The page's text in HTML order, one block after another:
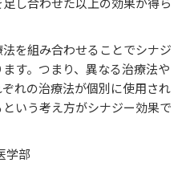
を組み合わせることでシナジ
す。つまり、異なる治療法や
れの治療法が個別に使用され
いう考え方がシナジー効果で
学部